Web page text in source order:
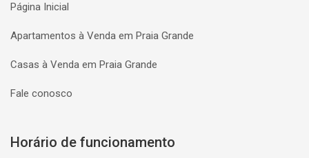
Página Inicial
Apartamentos à Venda em Praia Grande
Casas à Venda em Praia Grande
Fale conosco
Horário de funcionamento